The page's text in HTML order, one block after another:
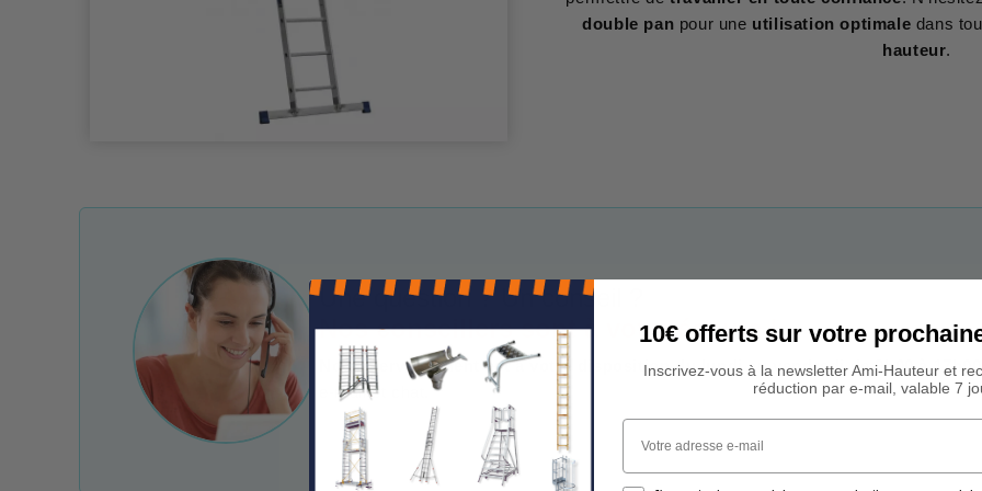
double pan pour une utilisation optimale dans
hauteur.
Une question ? Un conseil ?
Nos conseillers sont à votre écoute !
Notre service client est à votre disposition du lundi au vendredi de 9h00 à 17h00
e-mail et chat.
10€ offerts sur votre
Inscrivez-vous à la newsletter Ami-Hauteur et
réduction par e-mail, valable 7
Votre adresse e-mail